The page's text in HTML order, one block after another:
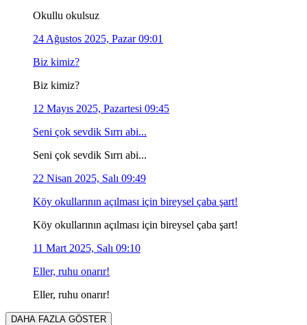
Okullu okulsuz
24 Ağustos 2025, Pazar 09:01
Biz kimiz?
Biz kimiz?
12 Mayıs 2025, Pazartesi 09:45
Seni çok sevdik Sırrı abi...
Seni çok sevdik Sırrı abi...
22 Nisan 2025, Salı 09:49
Köy okullarının açılması için bireysel çaba şart!
Köy okullarının açılması için bireysel çaba şart!
11 Mart 2025, Salı 09:10
Eller, ruhu onarır!
Eller, ruhu onarır!
DAHA FAZLA GÖSTER